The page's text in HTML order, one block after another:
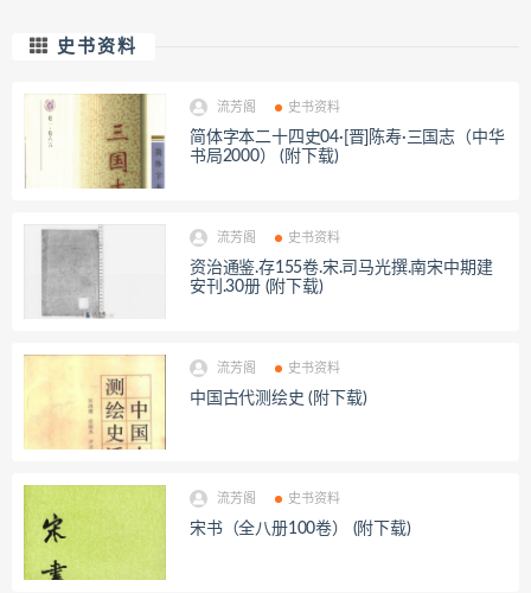
史书资料
流芳阁 史书资料
简体字本二十四史04·[晋]陈寿·三国志（中华
书局2000） (附下载)
流芳阁 史书资料
资治通鉴.存155卷.宋.司马光撰.南宋中期建
安刊.30册 (附下载)
流芳阁 史书资料
中国古代测绘史 (附下载)
流芳阁 史书资料
宋书（全八册100卷） (附下载)